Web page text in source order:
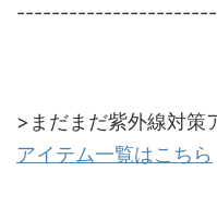
>まだまだ紫外線対策
アイテム一覧はこちら